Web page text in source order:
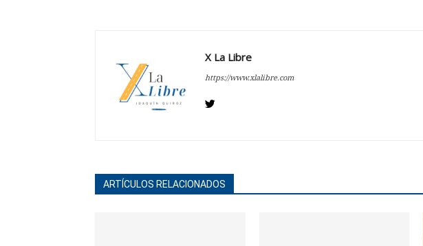
X La Libre
https://www.xlalibre.com
ARTÍCULOS RELACIONADOS